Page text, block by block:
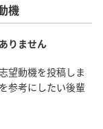
機
りません
望動機を投稿しま
参考にしたい後輩